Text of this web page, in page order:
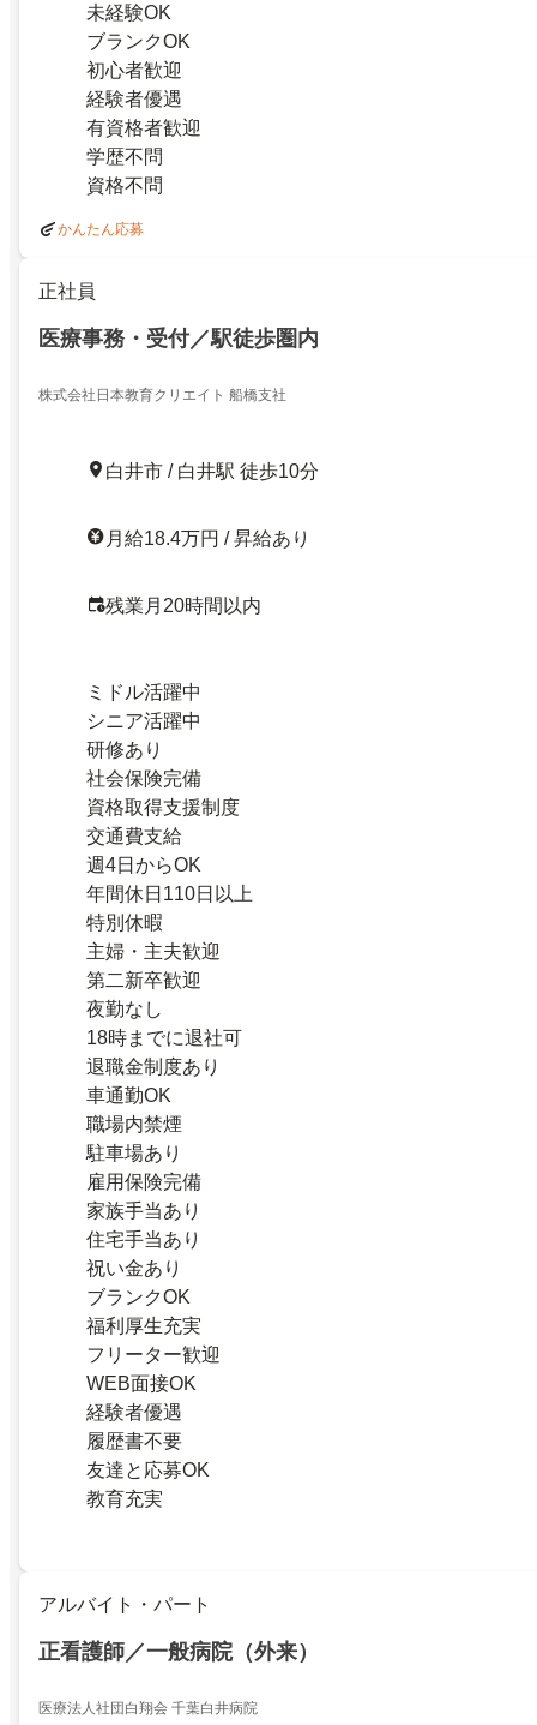
未経験OK
ブランクOK
初心者歓迎
経験者優遇
有資格者歓迎
学歴不問
資格不問
かんたん応募
正社員
医療事務・受付／駅徒歩圏内
株式会社日本教育クリエイト 船橋支社
白井市 / 白井駅 徒歩10分
月給18.4万円 / 昇給あり
残業月20時間以内
ミドル活躍中
シニア活躍中
研修あり
社会保険完備
資格取得支援制度
交通費支給
週4日からOK
年間休日110日以上
特別休暇
主婦・主夫歓迎
第二新卒歓迎
夜勤なし
18時までに退社可
退職金制度あり
車通勤OK
職場内禁煙
駐車場あり
雇用保険完備
家族手当あり
住宅手当あり
祝い金あり
ブランクOK
福利厚生充実
フリーター歓迎
WEB面接OK
経験者優遇
履歴書不要
友達と応募OK
教育充実
アルバイト・パート
正看護師／一般病院（外来）
医療法人社団白翔会 千葉白井病院